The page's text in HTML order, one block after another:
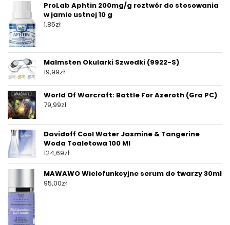
ProLab Aphtin 200mg/g roztwór do stosowania
w jamie ustnej 10 g
1,85zł
Malmsten Okularki Szwedki (9922-S)
19,99zł
World Of Warcraft: Battle For Azeroth (Gra PC)
79,99zł
Davidoff Cool Water Jasmine & Tangerine
Woda Toaletowa 100 Ml
124,69zł
MAWAWO Wielofunkcyjne serum do twarzy 30ml
95,00zł